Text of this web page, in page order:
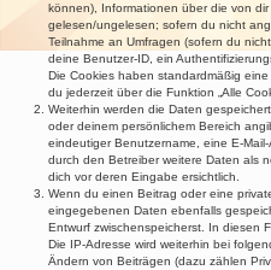
können), Informationen über die von
gelesen/ungelesen; sofern du nicht
Teilnahme an Umfragen (sofern du
deine Benutzer-ID, ein
Die Cookies haben standardmäßig
du jederzeit über die Funktion „Alle
Weiterhin werden die Daten
oder deinem persönlichem Bereich
eindeutiger Benutzername, eine E-
durch den Betreiber weitere Daten als
dich vor deren Eingabe ersichtlich.
Wenn du einen Beitrag oder eine
eingegebenen Daten ebenfalls
Entwurf zwischenspeicherst. In diesen
Die IP-Adresse wird weiterhin bei
Ändern von Beiträgen (dazu zählen